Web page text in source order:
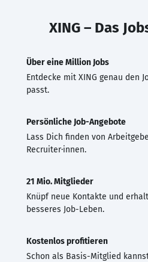
XING – Das
Über eine Million Jobs
Entdecke mit XING genau den
passt.
Persönliche Job-Angebote
Lass Dich finden von
Recruiter·innen.
21 Mio. Mitglieder
Knüpf neue Kontakte und
besseres Job-Leben.
Kostenlos profitieren
Schon als Basis-Mitglied